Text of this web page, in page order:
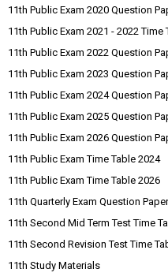
11th Public Exam 2020 Question
11th Public Exam 2021 - 2022 Time
11th Public Exam 2022 Question
11th Public Exam 2023 Question
11th Public Exam 2024 Question
11th Public Exam 2025 Question
11th Public Exam 2026 Question
11th Public Exam Time Table 2024
11th Public Exam Time Table 2026
11th Quarterly Exam Question
11th Second Mid Term Test Time
11th Second Revision Test Time
11th Study Materials